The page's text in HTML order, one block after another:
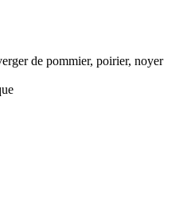
de pommier, poirier, noyer